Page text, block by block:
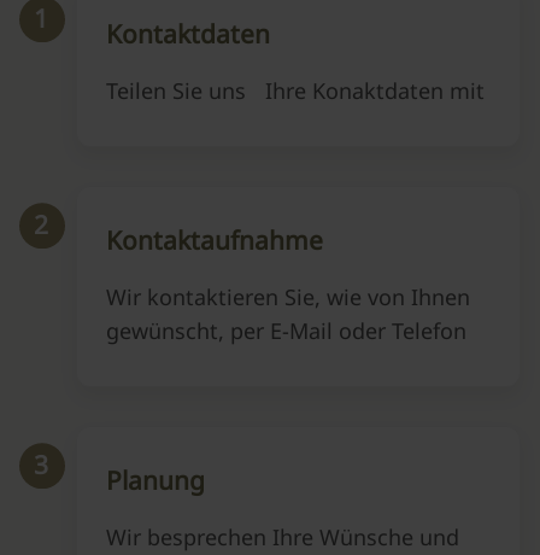
1 Kontaktdaten
Teilen Sie uns Ihre Konaktdaten mit
2 Kontaktaufnahme
Wir kontaktieren Sie, wie von Ihnen
gewünscht, per E-Mail oder Telefon
3 Planung
Wir besprechen Ihre Wünsche und